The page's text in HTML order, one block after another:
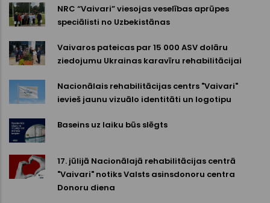
NRC “Vaivari” viesojas veselības aprūpes
speciālisti no Uzbekistānas
Vaivaros pateicas par 15 000 ASV dolāru
ziedojumu Ukrainas karavīru rehabilitācijai
Nacionālais rehabilitācijas centrs "Vaivari"
ievieš jaunu vizuālo identitāti un logotipu
Baseins uz laiku būs slēgts
17. jūlijā Nacionālajā rehabilitācijas centrā
"Vaivari" notiks Valsts asinsdonoru centra
Donoru diena